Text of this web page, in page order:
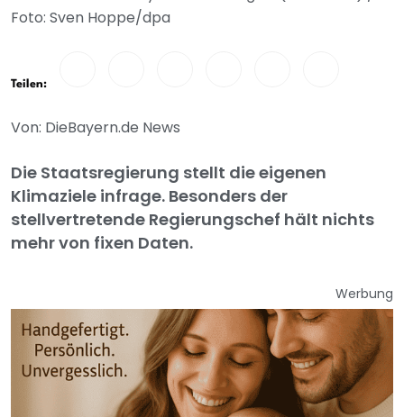
Foto: Sven Hoppe/dpa
Teilen:
Von: DieBayern.de News
Die Staatsregierung stellt die eigenen
Klimaziele infrage. Besonders der
stellvertretende Regierungschef hält nichts
mehr von fixen Daten.
Werbung